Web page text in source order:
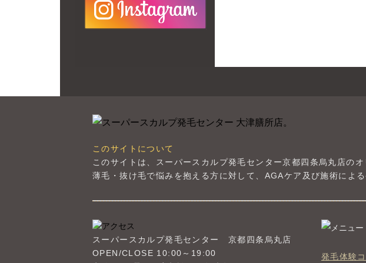
このサイトについて
このサイトは、スーパースカルプ発毛センター京都四条烏丸店のオ
薄毛・抜け毛で悩みを抱える方に対して、AGAケア及び施術によ
スーパースカルプ発毛センター 京都四条烏丸店
OPEN/CLOSE 10:00～19:00
発毛体験